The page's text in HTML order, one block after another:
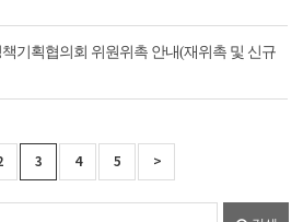
기획협의회 위원위촉 안내(재위촉 및 신규
3 4 5 >